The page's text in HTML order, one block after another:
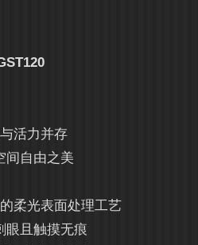
活力并存
间自由之美
柔光表面处理工艺
眼且触摸无痕